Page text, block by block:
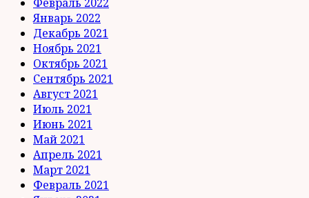
Январь 2022
Декабрь 2021
Ноябрь 2021
Октябрь 2021
Сентябрь 2021
Август 2021
Июль 2021
Июнь 2021
Май 2021
Апрель 2021
Март 2021
Февраль 2021